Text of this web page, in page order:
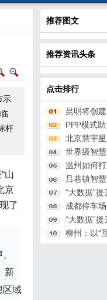
示
杆
山
京
了
新
区域
推荐图文
推荐资讯头条
点击排行
昆明将创
PPP模式
慧社区
北京慧宇
厅
世界级智
温州如何
吕巷镇智
市”建设试
“大数据”
成都停车
“大数据”
柳州：以“